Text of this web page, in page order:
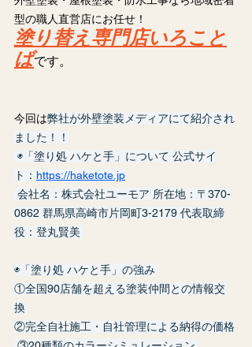
型の職人直営店にお任せ！
塗り替え専門店いろこと
ばです。
今回は弊社が外壁塗装メディアにて紹介され
ました！！
ト： https://haketote.jp
0862 群馬県高崎市片岡町3-2179 代表取締
役：登丸賢美
◉「塗り処 ハケと手」の強み
①全国90店舗を超える塗装仲間との情報交
換
②完全自社施工・自社管理による納得の価格